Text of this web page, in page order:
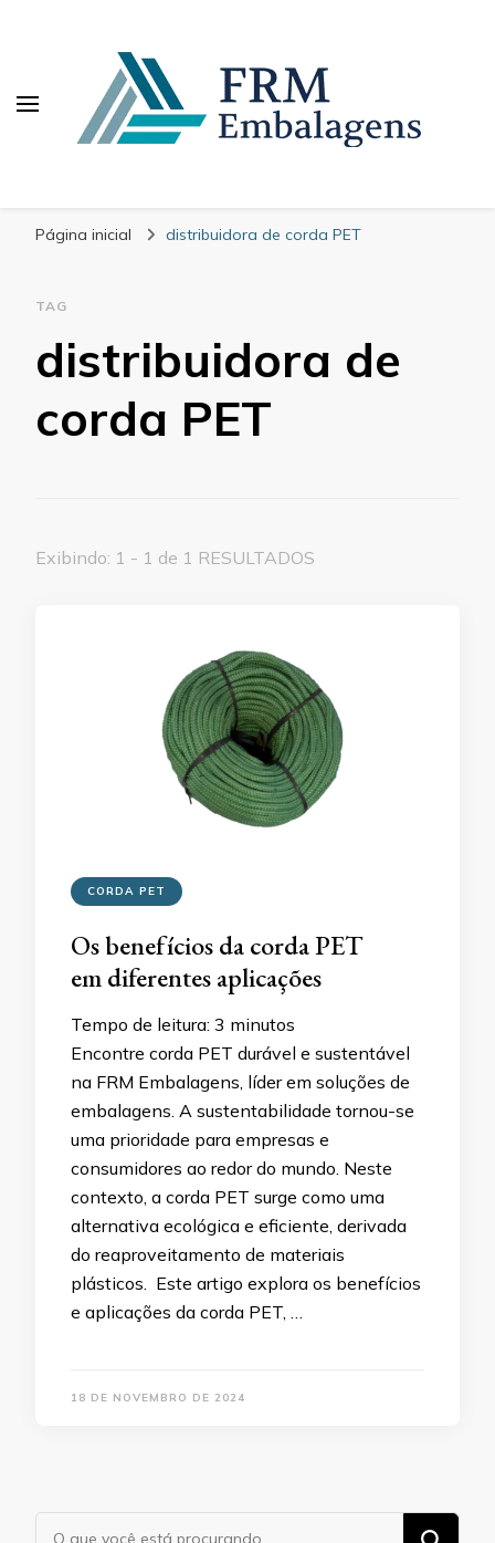
Página inicial distribuidora de corda PET
TAG
distribuidora de
corda PET
Exibindo: 1 - 1 de 1 RESULTADOS
CORDA PET
Os benefícios da corda PET
em diferentes aplicações
Tempo de leitura: 3 minutos
Encontre corda PET durável e sustentável
na FRM Embalagens, líder em soluções de
embalagens. A sustentabilidade tornou-se
uma prioridade para empresas e
consumidores ao redor do mundo. Neste
contexto, a corda PET surge como uma
alternativa ecológica e eficiente, derivada
do reaproveitamento de materiais
plásticos. Este artigo explora os benefícios
e aplicações da corda PET, …
18 DE NOVEMBRO DE 2024
Procurando